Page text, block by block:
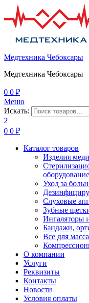
Медтехника Чебоксары
Медтехника Чебоксары
0 0 ₽
Меню
Искать:
2
0 0 ₽
Каталог товаров
Изделия
оборудование
Уход за
Слуховые
Зубные
Ингаляторы
Бандажи,
Все для
О компании
Услуги
Реквизиты
Контакты
Новости
Условия оплаты